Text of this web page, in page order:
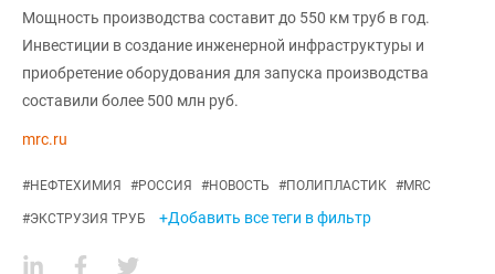
Мощность производства составит до 550 км труб в год.
Инвестиции в создание инженерной инфраструктуры и
приобретение оборудования для запуска производства
составили более 500 млн руб.
mrc.ru
#НЕФТЕХИМИЯ #РОССИЯ #НОВОСТЬ #ПОЛИПЛАСТИК #MRC
#ЭКСТРУЗИЯ ТРУБ +Добавить все теги в фильтр